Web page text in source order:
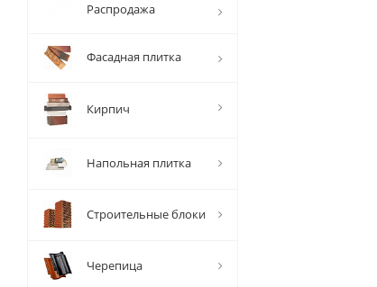
Распродажа
Фасадная плитка
Кирпич
Напольная плитка
Строительные блоки
Черепица